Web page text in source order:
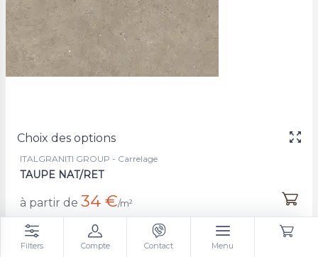
Choix des options
ITALGRANITI GROUP - Carrelage
TAUPE NAT/RET
à partir de 34 €/m²
Filters Compte Contact Menu